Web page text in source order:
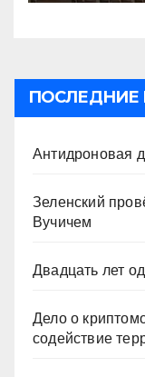
ПОСЛЕДНИЕ
Антидроновая
Зеленский
Вучичем
Двадцать лет
Дело о
содействие